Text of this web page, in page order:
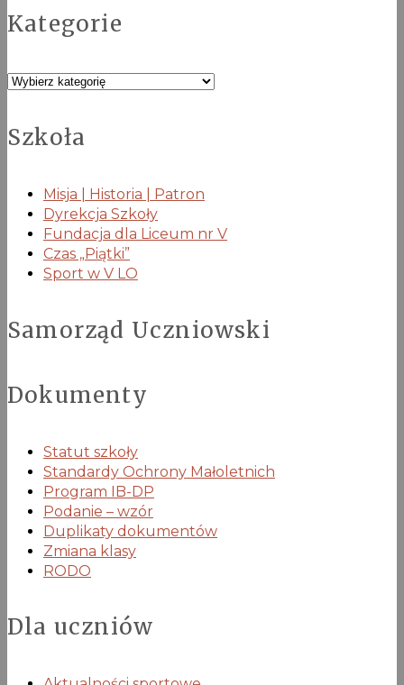
Kategorie
Kategorie
Szkoła
Misja | Historia | Patron
Dyrekcja Szkoły
Fundacja dla Liceum nr V
Czas „Piątki”
Sport w V LO
Samorząd Uczniowski
Dokumenty
Statut szkoły
Standardy Ochrony Małoletnich
Program IB-DP
Podanie – wzór
Duplikaty dokumentów
Zmiana klasy
RODO
Dla uczniów